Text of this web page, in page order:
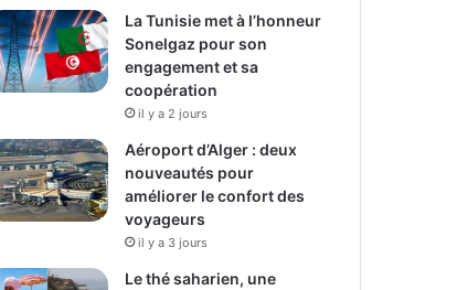
La Tunisie met à l’honneur
Sonelgaz pour son
engagement et sa
coopération
il y a 2 jours
Aéroport d’Alger : deux
nouveautés pour
améliorer le confort des
voyageurs
il y a 3 jours
Le thé saharien, une